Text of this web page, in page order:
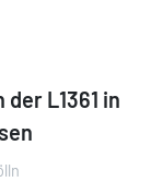
L1361 in